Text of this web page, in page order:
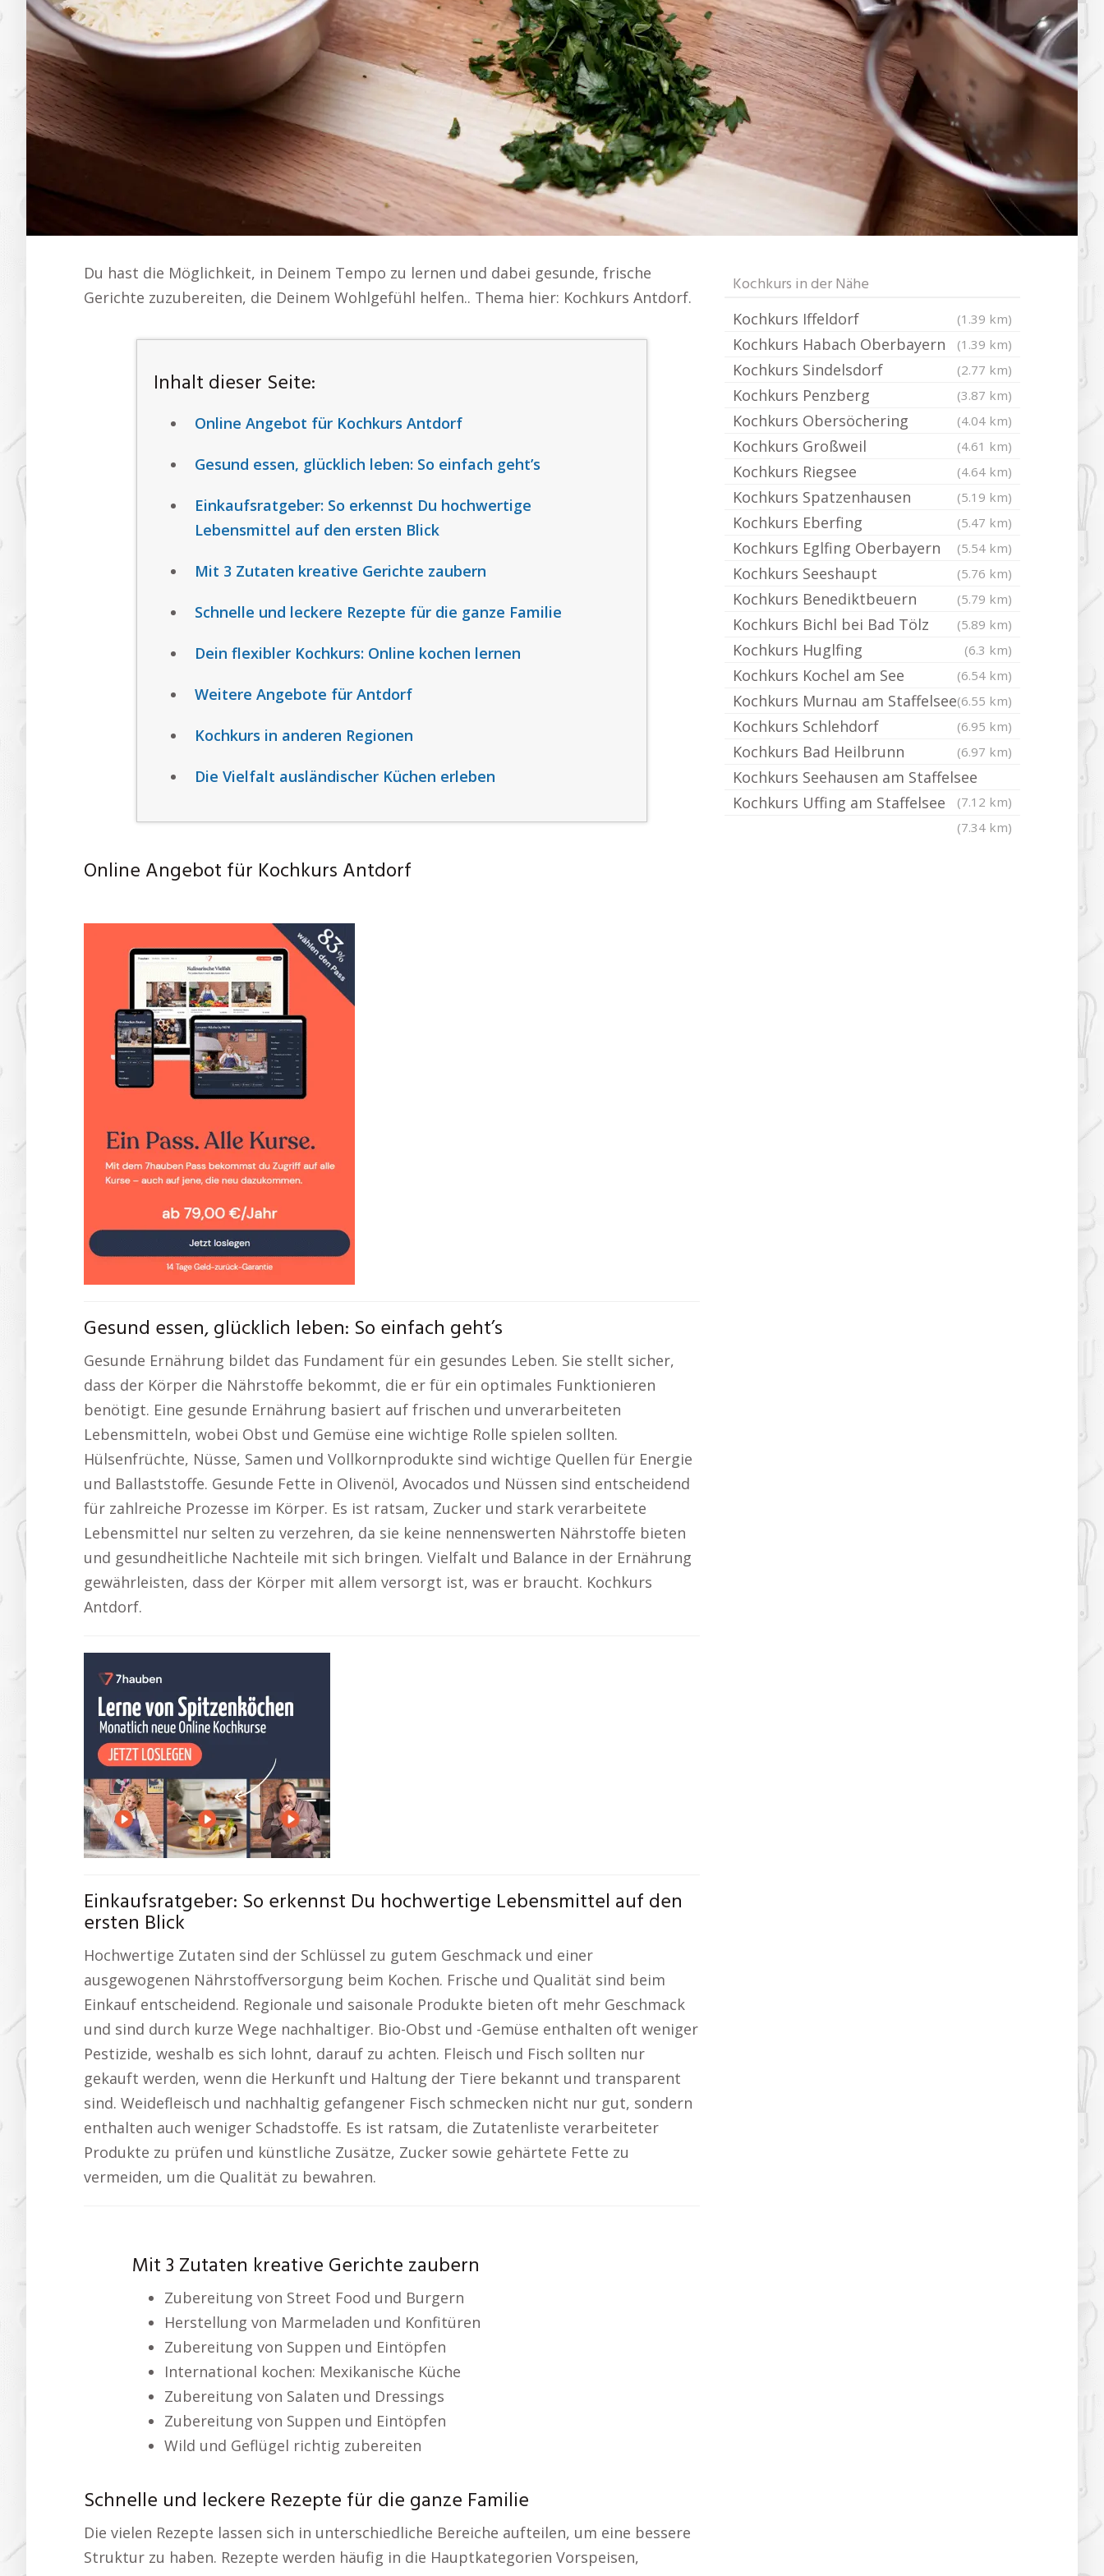
Du hast die Möglichkeit, in Deinem Tempo zu lernen und dabei gesunde, frische
Gerichte zuzubereiten, die Deinem Wohlgefühl helfen.. Thema hier: Kochkurs Antdorf.
Inhalt dieser Seite:
Online Angebot für Kochkurs Antdorf
Gesund essen, glücklich leben: So einfach geht’s
Einkaufsratgeber: So erkennst Du hochwertige
Lebensmittel auf den ersten Blick
Mit 3 Zutaten kreative Gerichte zaubern
Schnelle und leckere Rezepte für die ganze Familie
Dein flexibler Kochkurs: Online kochen lernen
Weitere Angebote für Antdorf
Kochkurs in anderen Regionen
Die Vielfalt ausländischer Küchen erleben
Online Angebot für Kochkurs Antdorf
Gesund essen, glücklich leben: So einfach geht’s
Gesunde Ernährung bildet das Fundament für ein gesundes Leben. Sie stellt sicher,
dass der Körper die Nährstoffe bekommt, die er für ein optimales Funktionieren
benötigt. Eine gesunde Ernährung basiert auf frischen und unverarbeiteten
Lebensmitteln, wobei Obst und Gemüse eine wichtige Rolle spielen sollten.
Hülsenfrüchte, Nüsse, Samen und Vollkornprodukte sind wichtige Quellen für Energie
und Ballaststoffe. Gesunde Fette in Olivenöl, Avocados und Nüssen sind entscheidend
für zahlreiche Prozesse im Körper. Es ist ratsam, Zucker und stark verarbeitete
Lebensmittel nur selten zu verzehren, da sie keine nennenswerten Nährstoffe bieten
und gesundheitliche Nachteile mit sich bringen. Vielfalt und Balance in der Ernährung
gewährleisten, dass der Körper mit allem versorgt ist, was er braucht. Kochkurs
Antdorf.
Einkaufsratgeber: So erkennst Du hochwertige Lebensmittel auf den
ersten Blick
Hochwertige Zutaten sind der Schlüssel zu gutem Geschmack und einer
ausgewogenen Nährstoffversorgung beim Kochen. Frische und Qualität sind beim
Einkauf entscheidend. Regionale und saisonale Produkte bieten oft mehr Geschmack
und sind durch kurze Wege nachhaltiger. Bio-Obst und -Gemüse enthalten oft weniger
Pestizide, weshalb es sich lohnt, darauf zu achten. Fleisch und Fisch sollten nur
gekauft werden, wenn die Herkunft und Haltung der Tiere bekannt und transparent
sind. Weidefleisch und nachhaltig gefangener Fisch schmecken nicht nur gut, sondern
enthalten auch weniger Schadstoffe. Es ist ratsam, die Zutatenliste verarbeiteter
Produkte zu prüfen und künstliche Zusätze, Zucker sowie gehärtete Fette zu
vermeiden, um die Qualität zu bewahren.
Mit 3 Zutaten kreative Gerichte zaubern
Zubereitung von Street Food und Burgern
Herstellung von Marmeladen und Konfitüren
Zubereitung von Suppen und Eintöpfen
International kochen: Mexikanische Küche
Zubereitung von Salaten und Dressings
Zubereitung von Suppen und Eintöpfen
Wild und Geflügel richtig zubereiten
Schnelle und leckere Rezepte für die ganze Familie
Die vielen Rezepte lassen sich in unterschiedliche Bereiche aufteilen, um eine bessere
Struktur zu haben. Rezepte werden häufig in die Hauptkategorien Vorspeisen,
Kochkurs in der Nähe
Kochkurs Iffeldorf (1.39 km)
Kochkurs Habach Oberbayern (1.39 km)
Kochkurs Sindelsdorf (2.77 km)
Kochkurs Penzberg (3.87 km)
Kochkurs Obersöchering (4.04 km)
Kochkurs Großweil (4.61 km)
Kochkurs Riegsee (4.64 km)
Kochkurs Spatzenhausen (5.19 km)
Kochkurs Eberfing (5.47 km)
Kochkurs Eglfing Oberbayern (5.54 km)
Kochkurs Seeshaupt (5.76 km)
Kochkurs Benediktbeuern (5.79 km)
Kochkurs Bichl bei Bad Tölz (5.89 km)
Kochkurs Huglfing (6.3 km)
Kochkurs Kochel am See (6.54 km)
Kochkurs Murnau am Staffelsee(6.55 km)
Kochkurs Schlehdorf (6.95 km)
Kochkurs Bad Heilbrunn (6.97 km)
Kochkurs Seehausen am Staffelsee
(7.12 km)
Kochkurs Uffing am Staffelsee
(7.34 km)